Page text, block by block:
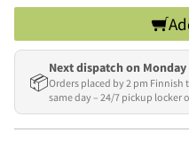
📦
Next dispatch on Monday
Orders placed by 2 pm Finnish
same day – 24/7 pickup locker